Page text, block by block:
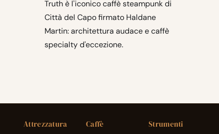
Truth è l'iconico caffè steampunk di
Città del Capo firmato Haldane
Martin: architettura audace e caffè
specialty d'eccezione.
Attrezzatura Caffè Strumenti